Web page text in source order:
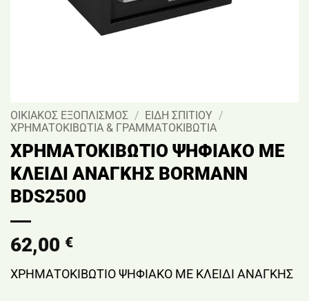
ΟΙΚΙΑΚΟΣ ΕΞΟΠΛΙΣΜΟΣ / ΕΙΔΗ ΣΠΙΤΙΟΥ /
ΧΡΗΜΑΤΟΚΙΒΩΤΙΑ & ΓΡΑΜΜΑΤΟΚΙΒΩΤΙΑ
ΧΡΗΜΑΤΟΚΙΒΩΤΙΟ ΨΗΦΙΑΚΟ ΜΕ
ΚΛΕΙΔΙ ΑΝΑΓΚΗΣ BORMANN
BDS2500
62,00 €
ΧΡΗΜΑΤΟΚΙΒΩΤΙΟ ΨΗΦΙΑΚΟ ΜΕ ΚΛΕΙΔΙ ΑΝΑΓΚΗΣ